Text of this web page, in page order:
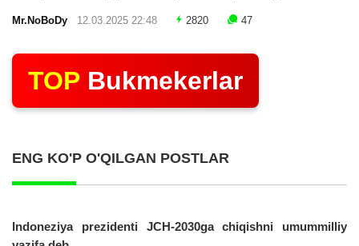
Mr.NoBoDy 12.03.2025 22:48 2820 47
TOP Bukmekerlar
ENG KO'P O'QILGAN POSTLAR
Indoneziya prezidenti JCH-2030ga chiqishni umummilliy